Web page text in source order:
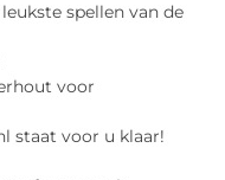
spellen van de
voor
staat voor u klaar!